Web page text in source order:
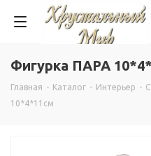
Фигурка ПАРА
Главная - Каталог - Интерьер -
10*4*11см